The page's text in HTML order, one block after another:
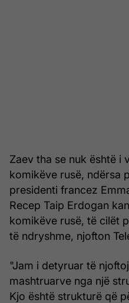
Zaev tha se nuk është i
komikëve rusë, ndërsa
presidenti francez
Recep Taip Erdogan
komikëve rusë, të cilët
të ndryshme, njofton
"Jam i detyruar të
mashtruarve nga një
Kjo është strukturë që